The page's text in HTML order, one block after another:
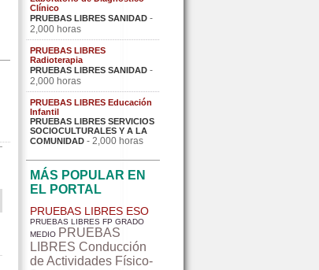
Clínico
PRUEBAS LIBRES SANIDAD -
2,000 horas
PRUEBAS LIBRES
Radioterapia
PRUEBAS LIBRES SANIDAD -
2,000 horas
PRUEBAS LIBRES Educación
Infantil
PRUEBAS LIBRES SERVICIOS
SOCIOCULTURALES Y A LA
COMUNIDAD - 2,000 horas
MÁS POPULAR EN
EL PORTAL
PRUEBAS LIBRES ESO
PRUEBAS LIBRES FP GRADO
MEDIO PRUEBAS
LIBRES Conducción
de Actividades Físico-